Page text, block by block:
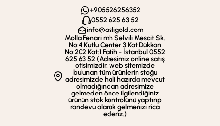
+905526256352
0552 625 63 52
info@asligold.com
Molla Fenari mh Selvili Mescit Sk.
No:4 Kutlu Center 3.Kat Dükkan
No:202 Kat:1 Fatih - İstanbul 0552
625 63 52 (Adresimiz online satış
ofisimizdir, web sitemizde
bulunan tüm ürünlerin stoğu
adresimizde hali hazırda mevcut
olmadığından adresimize
gelmeden önce ilgilendiğiniz
ürünün stok kontrolünü yaptırıp
randevu alarak gelmenizi rica
ederiz.)